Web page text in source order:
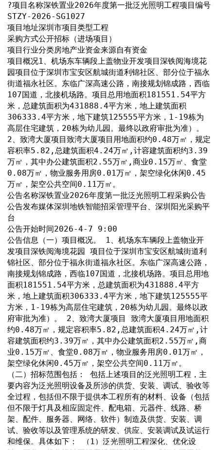
?项目名称深铁置业2026年度第一批泛光照明工程项目编号
STZY-2026-SG1027
项目地址深圳市项目类型工程
采购方式公开招标（进场项目）
项目行业分类房地产业资金来源自有资金
项目概况1、机场东车辆段上盖物业开发项目深铁阅海境花
园项目位于深圳市宝安区航城街道利锦社区、部分位于福永
街道福永社区。东临广深高速公路，南接规划锦成路，西临
107国道，北接机场路。项目总用地面积181551.54平方
米，总建筑面积为431888.4平方米，地上建筑面积
306333.4平方米，地下建筑125555平方米，1-19栋为
高层住宅建筑，20栋为幼儿园。最终以政府审批为准）。
2、致湾大厦项目致湾大厦项目用地面积约0.48万㎡，规定
容积率5.82,总建筑面积4.24万㎡,计容建筑面积约3.39
万㎡，其中办公建筑面积2.55万㎡,商业0.15万㎡、食堂
0.08万㎡，物业服务用房0.01万㎡，架空绿化休闲0.45
万㎡，架空公共空间0.11万㎡。
公告名称深铁置业2026年度第一批泛光照明工程采购公告
公告发布媒体深圳地铁智能招采管理平台、深圳阳光采购平
台
公告开始时间2026-4-7 9:00
公告信息（一）项目概况。 1、机场东车辆段上盖物业开
发项目深铁阅海境花园 项目位于深圳市宝安区航城街道利
锦社区、部分位于福永街道福永社区。东临广深高速公路，
南接规划锦成路，西临107国道，北接机场路。项目总用地
面积181551.54平方米，总建筑面积为431888.4平方
米，地上建筑面积306333.4平方米，地下建筑125555平
方米，1-19栋为高层住宅建筑，20栋为幼儿园。最终以政
府审批为准）。 2、致湾大厦项目 致湾大厦项目用地面积
约0.48万㎡，规定容积率5.82,总建筑面积4.24万㎡,计
容建筑面积约3.39万㎡，其中办公建筑面积2.55万㎡,商
业0.15万㎡、食堂0.08万㎡，物业服务用房0.01万㎡，
架空绿化休闲0.45万㎡，架空公共空间0.11万㎡。
（二）招标范围包括： 包括上述项目的泛光照明工程，主
要内容为泛光照明设备及所涉的供货、安装、调试、验收等
全过程，包括但不限于提供本工程所有的材料、设备（包括
但不限于灯具及相应固定件、配电箱、元器件、线路、桥
架、配件、服务器、网络、软件）制造及供货、安装、调
试、验收等以及管理系统的研发、供应、安装调试及试运行
和维保。具体如下： （1）泛光照明工程深化、优化设